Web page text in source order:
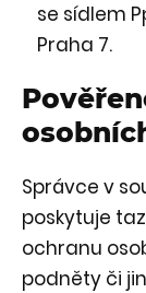
se sídlem
Praha 7.
Správce v
poskytuje
ochranu
podněty či